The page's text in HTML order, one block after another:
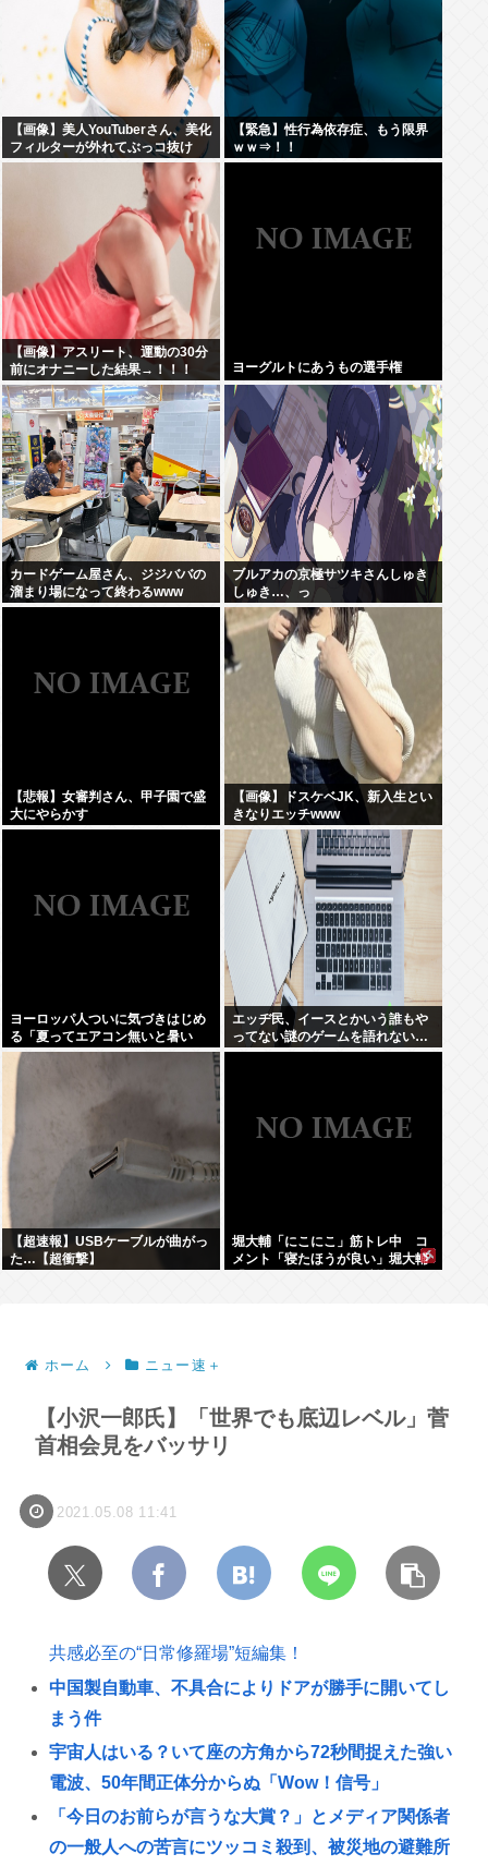
【画像】美人YouTuberさん、美化
フィルターが外れてぶっコ抜け
www
【緊急】性行為依存症、もう限界
ｗｗ⇒！！
【画像】アスリート、運動の30分
前にオナニーした結果→！！！
ヨーグルトにあうもの選手権
カードゲーム屋さん、ジジババの
溜まり場になって終わるwww
ブルアカの京極サツキさんしゅき
しゅき…、っ
【悲報】女審判さん、甲子園で盛
大にやらかす
【画像】ドスケベJK、新入生とい
きなりエッチwww
ヨーロッパ人ついに気づきはじめ
る「夏ってエアコン無いと暑い
わ」
エッヂ民、イースとかいう誰もや
ってない謎のゲームを語れない…
【超速報】USBケーブルが曲がっ
た…【超衝撃】
堀大輔「にこにこ」筋トレ中 コ
メント「寝たほうが良い」堀大輔
ホーム ニュー速＋
【小沢一郎氏】「世界でも底辺レベル」菅
首相会見をバッサリ
2021.05.08 11:41
共感必至の“日常修羅場”短編集！
中国製自動車、不具合によりドアが勝手に開いてし
まう件
宇宙人はいる？いて座の方角から72秒間捉えた強い
電波、50年間正体分からぬ「Wow！信号」
「今日のお前らが言うな大賞？」とメディア関係者
の一般人への苦言にツッコミ殺到、被災地の避難所